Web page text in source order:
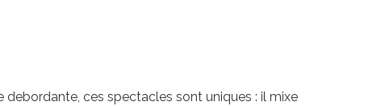
debordante, ces spectacles sont uniques : il mixe